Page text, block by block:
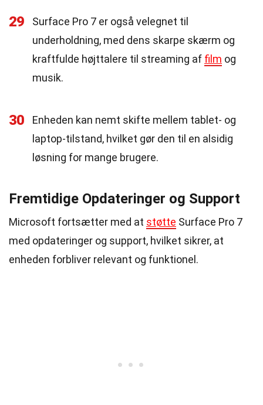
29
Surface Pro 7 er også velegnet til
underholdning, med dens skarpe skærm og
kraftfulde højttalere til streaming af film og
musik.
30
Enheden kan nemt skifte mellem tablet- og
laptop-tilstand, hvilket gør den til en alsidig
løsning for mange brugere.
Fremtidige Opdateringer og Support
Microsoft fortsætter med at støtte Surface Pro 7
med opdateringer og support, hvilket sikrer, at
enheden forbliver relevant og funktionel.